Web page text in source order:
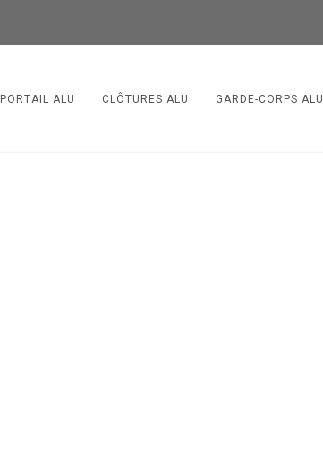
PORTAIL ALU CLÔTURES ALU GARDE-CORPS ALU